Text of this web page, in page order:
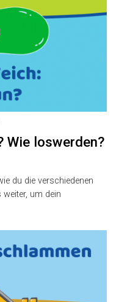
Wie loswerden?
du die verschiedenen
um dein